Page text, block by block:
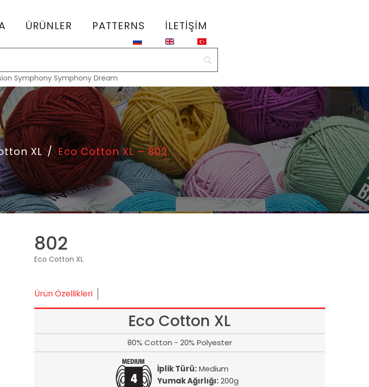
ÜRÜNLER PATTERNS İLETIŞIM
Symphony Symphony Dream
XL / Eco Cotton XL – 802
802
Eco Cotton XL
Ürün Özellikleri
Eco Cotton XL
80% Cotton - 20% Polyester
İplik Türü:Medium
Yumak Ağırlığı:200g